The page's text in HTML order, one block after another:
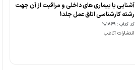
آشنایی با بیماری های داخلی و مراقبت از آن جهت
رشته کارشناسی اتاق عمل جلد1
کد کتاب : 201869
انتشارات آناطب